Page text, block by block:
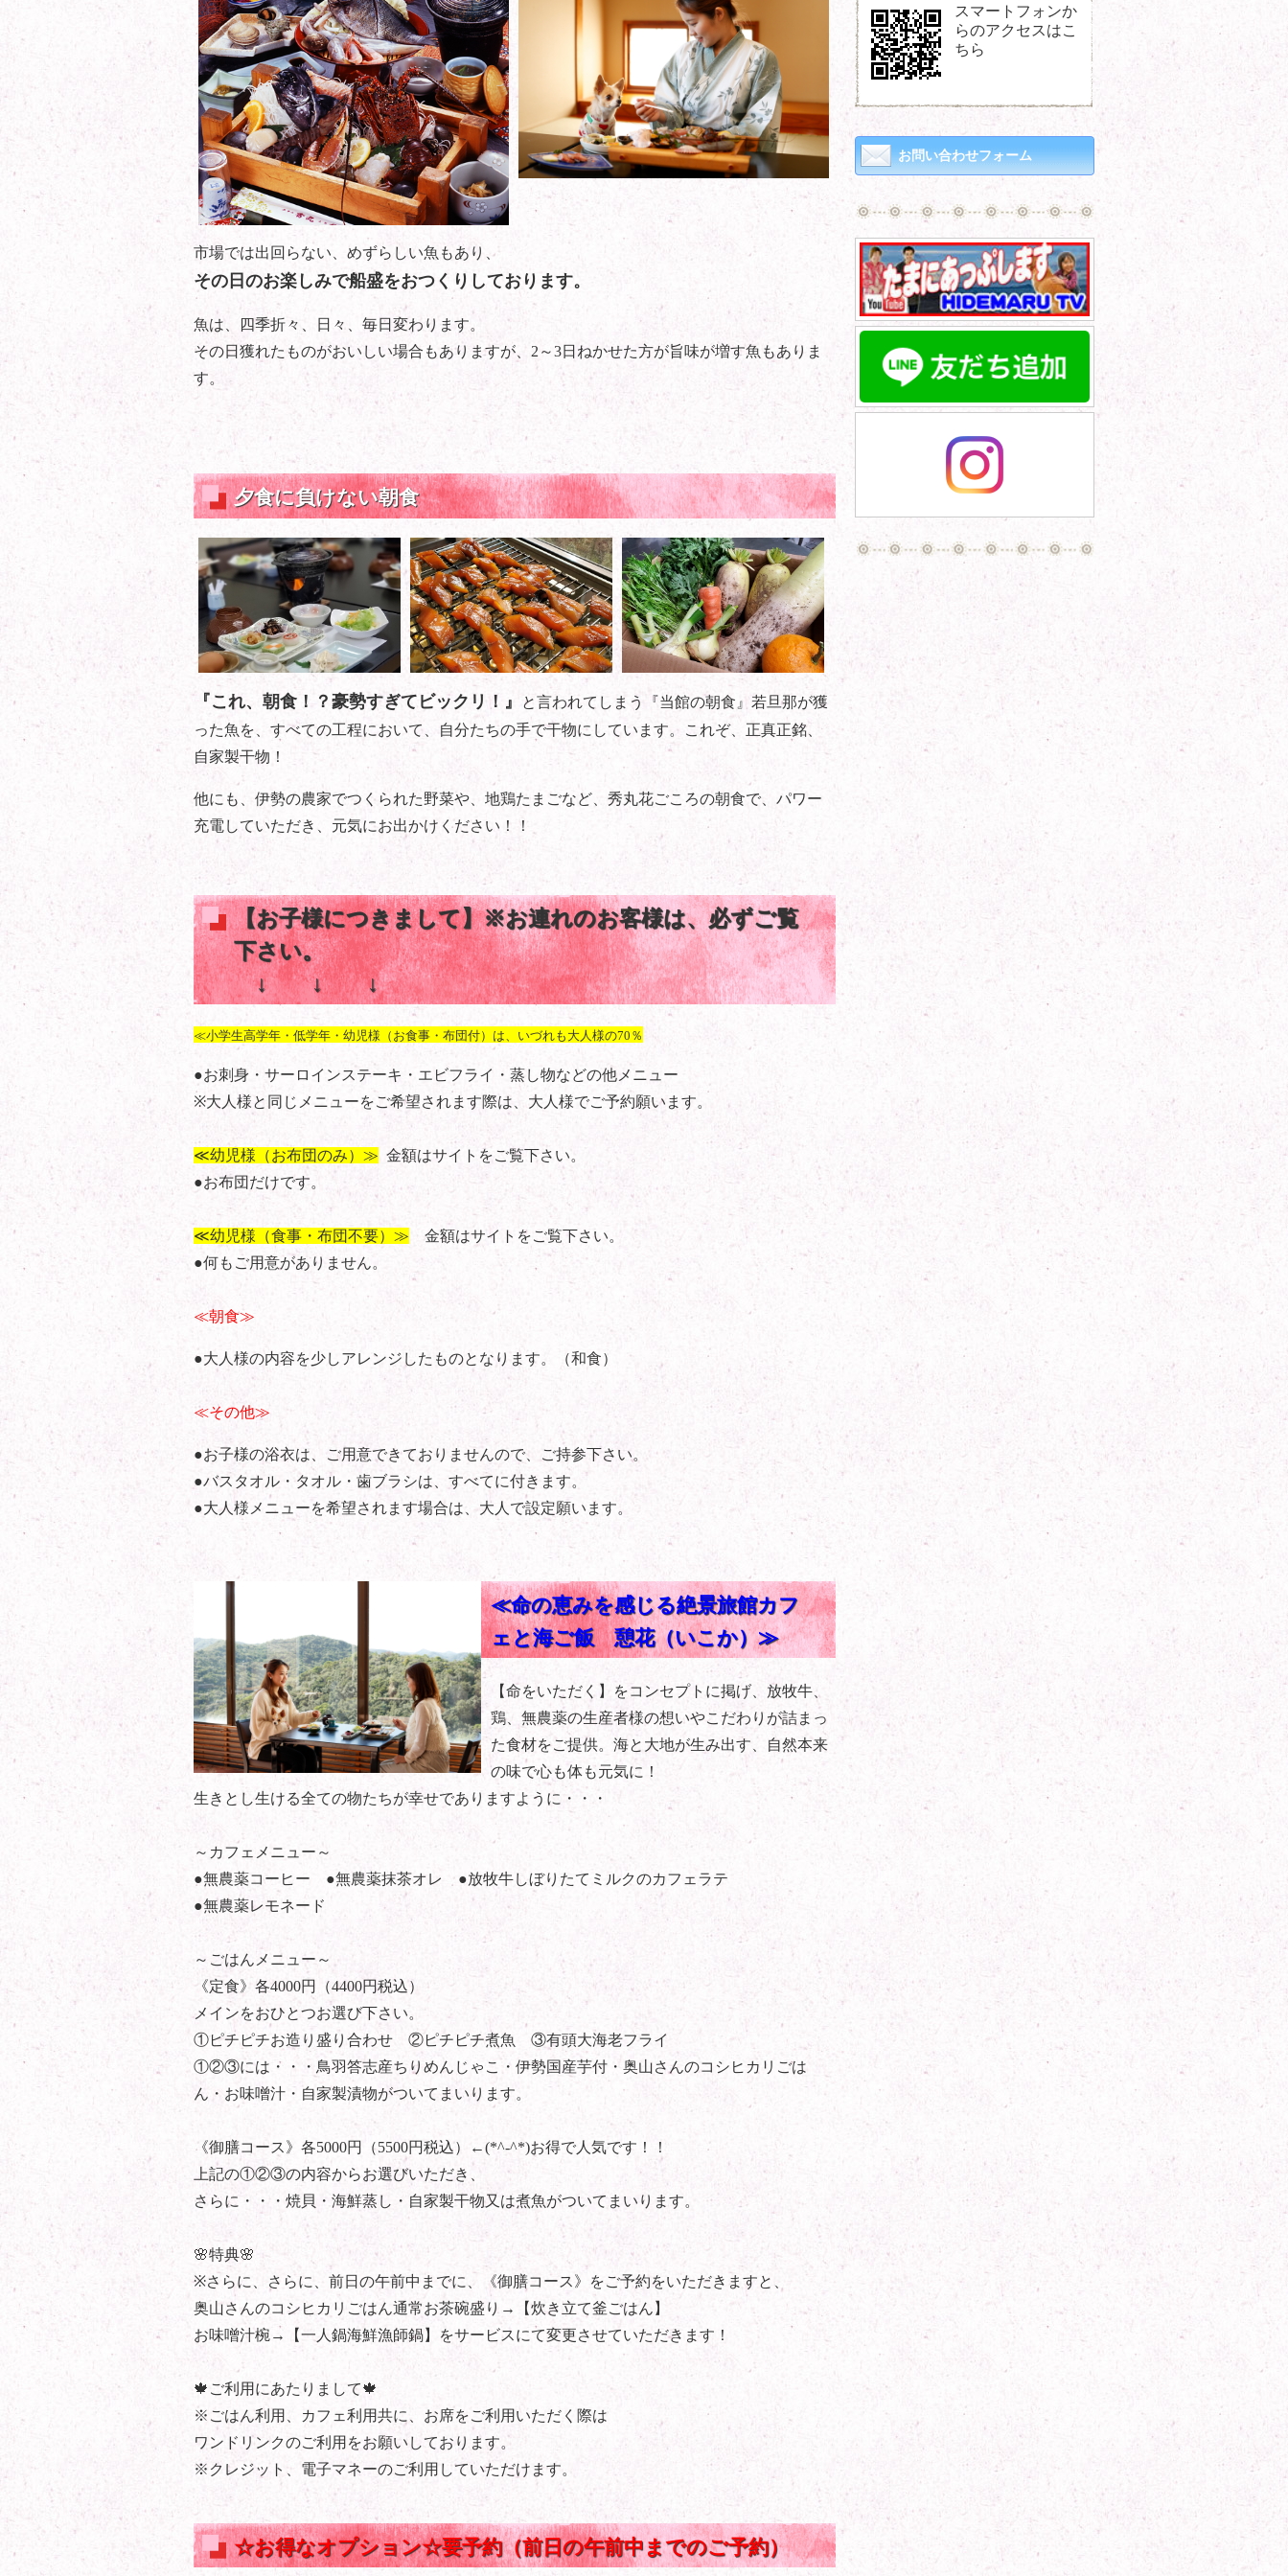
市場では出回らない、めずらしい魚もあり、
その日のお楽しみで船盛をおつくりしております。
魚は、四季折々、日々、毎日変わります。
その日獲れたものがおいしい場合もありますが、2～3日ねかせた方が旨味が増す魚もありま
す。
夕食に負けない朝食
『これ、朝食！？豪勢すぎてビックリ！』
と言われてしまう『当館の朝食』若旦那が獲
った魚を、すべての工程において、自分たちの手で干物にしています。これぞ、正真正銘、
自家製干物！
他にも、伊勢の農家でつくられた野菜や、地鶏たまごなど、秀丸花ごころの朝食で、パワー
充電していただき、元気にお出かけください！！
【お子様につきまして】※お連れのお客様は、必ずご覧
下さい。
↓ ↓ ↓
≪小学生高学年・低学年・幼児様（お食事・布団付）は、いづれも大人様の70％
●お刺身・サーロインステーキ・エビフライ・蒸し物などの他メニュー
※大人様と同じメニューをご希望されます際は、大人様でご予約願います。
≪幼児様（お布団のみ）≫ 金額はサイトをご覧下さい。
●お布団だけです。
≪幼児様（食事・布団不要）≫ 金額はサイトをご覧下さい。
●何もご用意がありません。
≪朝食≫
●大人様の内容を少しアレンジしたものとなります。（和食）
≪その他≫
●お子様の浴衣は、ご用意できておりませんので、ご持参下さい。
●バスタオル・タオル・歯ブラシは、すべてに付きます。
●大人様メニューを希望されます場合は、大人で設定願います。
≪命の恵みを感じる絶景旅館カフ
ェと海ご飯 憩花（いこか）≫
【命をいただく】をコンセプトに掲げ、放牧牛、
鶏、無農薬の生産者様の想いやこだわりが詰まっ
た食材をご提供。海と大地が生み出す、自然本来
の味で心も体も元気に！
生きとし生ける全ての物たちが幸せでありますように・・・
～カフェメニュー～
●無農薬コーヒー ●無農薬抹茶オレ ●放牧牛しぼりたてミルクのカフェラテ
●無農薬レモネード
～ごはんメニュー～
《定食》各4000円（4400円税込）
メインをおひとつお選び下さい。
①ピチピチお造り盛り合わせ ②ピチピチ煮魚 ③有頭大海老フライ
①②③には・・・鳥羽答志産ちりめんじゃこ・伊勢国産芋付・奥山さんのコシヒカリごは
ん・お味噌汁・自家製漬物がついてまいります。
《御膳コース》各5000円（5500円税込）←(*^-^*)お得で人気です！！
上記の①②③の内容からお選びいただき、
さらに・・・焼貝・海鮮蒸し・自家製干物又は煮魚がついてまいります。
🌸特典🌸
※さらに、さらに、前日の午前中までに、《御膳コース》をご予約をいただきますと、
奥山さんのコシヒカリごはん通常お茶碗盛り→【炊き立て釜ごはん】
お味噌汁椀→【一人鍋海鮮漁師鍋】をサービスにて変更させていただきます！
🍁ご利用にあたりまして🍁
※ごはん利用、カフェ利用共に、お席をご利用いただく際は
ワンドリンクのご利用をお願いしております。
※クレジット、電子マネーのご利用していただけます。
☆お得なオプション☆要予約（前日の午前中までのご予約）
スマートフォンか
らのアクセスはこ
ちら
お問い合わせフォーム